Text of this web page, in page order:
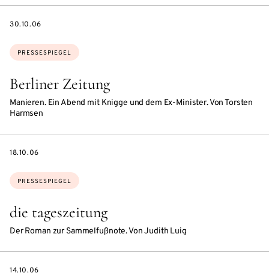
Berliner Zeitung
Manieren. Ein Abend mit Knigge und dem Ex-Minister. Von Torsten
Harmsen
Themen:
PRESSESPIEGEL
DATE
30.10.06
die tageszeitung
Der Roman zur Sammelfußnote. Von Judith Luig
Themen:
PRESSESPIEGEL
DATE
18.10.06
DATE
14.10.06